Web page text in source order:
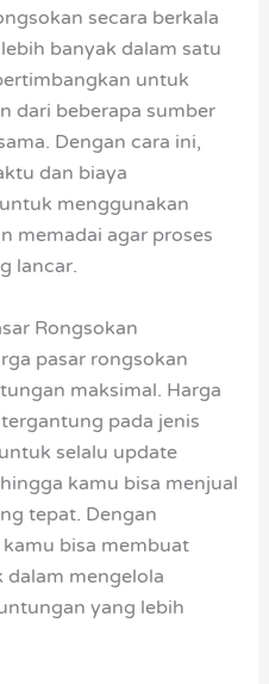
secara berkala
banyak dalam satu
untuk
dari beberapa sumber
Dengan cara ini,
dan biaya
menggunakan
memadai agar proses
lancar.
Rongsokan
pasar rongsokan
maksimal. Harga
pada jenis
selalu update
kamu bisa menjual
tepat. Dengan
bisa membuat
dalam mengelola
yang lebih